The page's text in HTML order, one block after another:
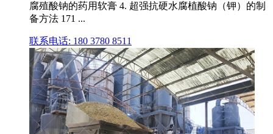
腐殖酸钠的药用软膏 4. 超强抗硬水腐植酸钠（钾）的制
备方法 171 ...
联系电话: 180 3780 8511